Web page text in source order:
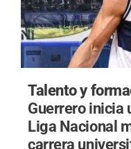
Talento y
Guerrero inicia
Liga Nacional
carrera